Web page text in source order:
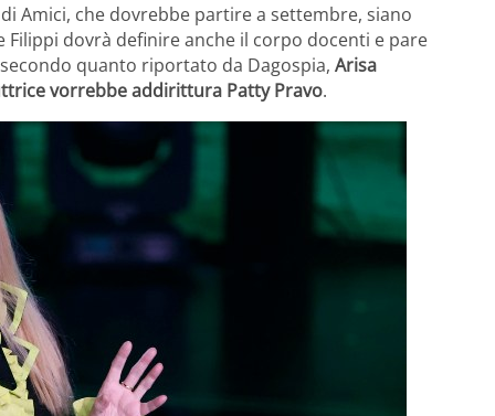
Amici, che dovrebbe partire a settembre, siano
dovrà definire anche il corpo docenti e pare
quanto riportato da Dagospia, Arisa
vorrebbe addirittura Patty Pravo.